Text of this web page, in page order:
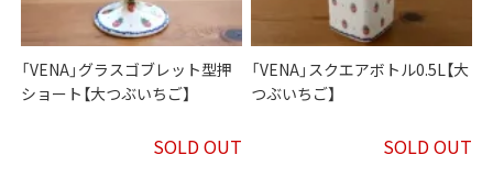
「VENA」グラスゴブレット型押
ショート【大つぶいちご】
SOLD OUT
「VENA」スクエアボトル0.5L【大
つぶいちご】
SOLD OUT